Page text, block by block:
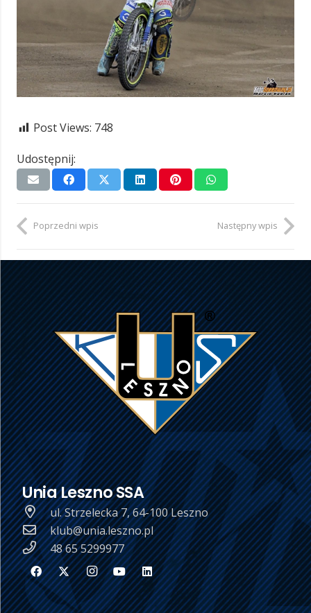
Post Views: 748
Udostępnij:
Poprzedni wpis Następny wpis
Unia Leszno SSA
ul. Strzelecka 7, 64-100 Leszno
klub@unia.leszno.pl
48 65 5299977